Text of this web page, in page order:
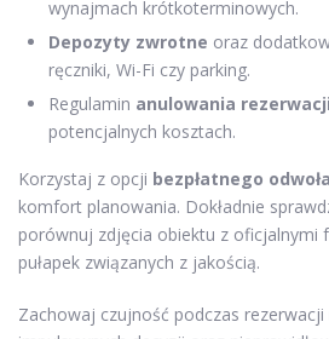
wynajmach krótkoterminowych.
Depozyty zwrotne oraz
ręczniki, Wi-Fi czy parking.
Regulamin anulowania rezerwacji
potencjalnych kosztach.
Korzystaj z opcji bezpłatnego
komfort planowania. Dokładnie
porównuj zdjęcia obiektu z oficjalnymi
pułapek związanych z jakością.
Zachowaj czujność podczas rezerwacji